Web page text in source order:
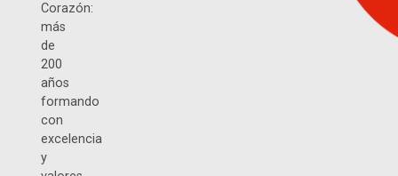
Corazón:
más
de
200
años
formando
con
excelencia
y